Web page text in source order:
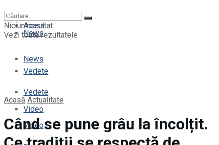
News
Vedete
Video
Acasa
News
Vedete
Video
Niciun rezultat
Vezi toate rezultatele
Acasă Actualitate
Când se pune grâu la încolțit.